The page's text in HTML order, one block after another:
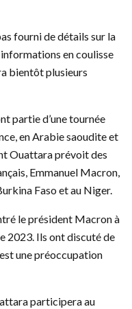
fourni de détails sur la
en coulisse
bientôt plusieurs
partie d’une tournée
en Arabie saoudite et
Ouattara prévoit des
Emmanuel Macron,
Faso et au Niger.
le président Macron à
2023. Ils ont discuté de
une préoccupation
participera au